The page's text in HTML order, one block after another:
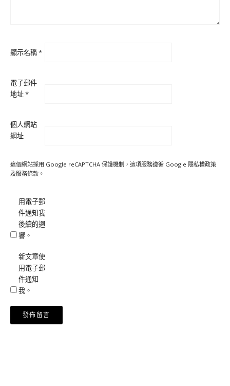
顯示名稱*
電子郵件
地址*
個人網站
網址
這個網站採用 Google reCAPTCHA 保護機制，這項服務遵循 Google 隱私權政策
及服務條款 。
用電子郵
件通知我
後續的迴
響。
新文章使
用電子郵
件通知
我。